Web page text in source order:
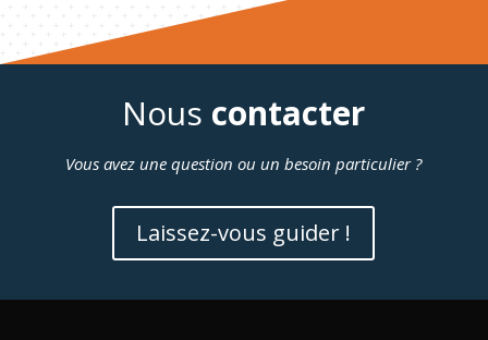
Nous contacter
Vous avez une question ou un besoin particulier ?
Laissez-vous guider !